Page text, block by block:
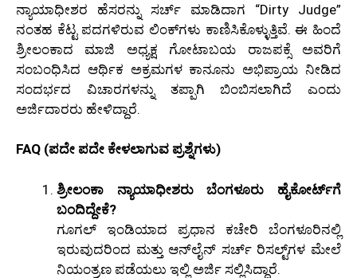
ನ್ಯಾಯಾಧೀಶರ ಹೆಸರನ್ನು ಸರ್ಚ್ ಮಾಡಿದಾಗ “Dirty Judge”
ನಂತಹ ಕೆಟ್ಟ ಪದಗಳಿರುವ ಲಿಂಕ್‌ಗಳು ಕಾಣಿಸಿಕೊಳ್ಳುತ್ತಿವೆ. ಈ ಹಿಂದೆ
ಶ್ರೀಲಂಕಾದ ಮಾಜಿ ಅಧ್ಯಕ್ಷ ಗೋಟಾಬಯ ರಾಜಪಕ್ಸೆ ಅವರಿಗೆ
ಸಂಬಂಧಿಸಿದ ಆರ್ಥಿಕ ಅಕ್ರಮಗಳ ಕಾನೂನು ಅಭಿಪ್ರಾಯ ನೀಡಿದ
ಸಂದರ್ಭದ ವಿಚಾರಗಳನ್ನು ತಪ್ಪಾಗಿ ಬಿಂಬಿಸಲಾಗಿದೆ ಎಂದು
ಅರ್ಜಿದಾರರು ಹೇಳಿದ್ದಾರೆ.
FAQ (ಪದೇ ಪದೇ ಕೇಳಲಾಗುವ ಪ್ರಶ್ನೆಗಳು)
ಶ್ರೀಲಂಕಾ ನ್ಯಾಯಾಧೀಶರು ಬೆಂಗಳೂರು ಹೈಕೋರ್ಟ್‌ಗೆ
ಬಂದಿದ್ದೇಕೆ?
ಗೂಗಲ್ ಇಂಡಿಯಾದ ಪ್ರಧಾನ ಕಚೇರಿ ಬೆಂಗಳೂರಿನಲ್ಲಿ
ಇರುವುದರಿಂದ ಮತ್ತು ಆನ್‌ಲೈನ್ ಸರ್ಚ್ ರಿಸಲ್ಟ್‌ಗಳ ಮೇಲೆ
ನಿಯಂತ್ರಣ ಪಡೆಯಲು ಇಲ್ಲಿ ಅರ್ಜಿ ಸಲ್ಲಿಸಿದ್ದಾರೆ.